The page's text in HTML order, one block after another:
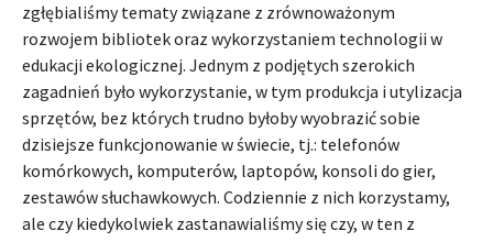
zgłębialiśmy tematy związane z zrównoważonym
rozwojem bibliotek oraz wykorzystaniem technologii w
edukacji ekologicznej. Jednym z podjętych szerokich
zagadnień było wykorzystanie, w tym produkcja i utylizacja
sprzętów, bez których trudno byłoby wyobrazić sobie
dzisiejsze funkcjonowanie w świecie, tj.: telefonów
komórkowych, komputerów, laptopów, konsoli do gier,
zestawów słuchawkowych. Codziennie z nich korzystamy,
ale czy kiedykolwiek zastanawialiśmy się czy, w ten z